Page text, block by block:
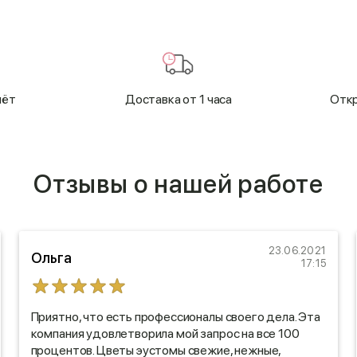
Доставка от 1 часа
Отзывы о нашей работе
Ольга
23.06.2021
17:15
Приятно, что есть профессионалы своего дела. Эта
компания удовлетворила мой запрос на все 100
процентов. Цветы эустомы свежие, нежные,